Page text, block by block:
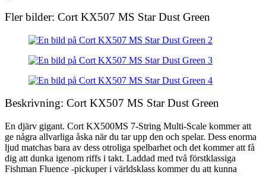
Fler bilder: Cort KX507 MS Star Dust Green
Beskrivning: Cort KX507 MS Star Dust Green
En djärv gigant. Cort KX500MS 7-String Multi-Scale kommer att
ge några allvarliga åska när du tar upp den och spelar. Dess enorma
ljud matchas bara av dess otroliga spelbarhet och det kommer att få
dig att dunka igenom riffs i takt. Laddad med två förstklassiga
Fishman Fluence -pickuper i världsklass kommer du att kunna